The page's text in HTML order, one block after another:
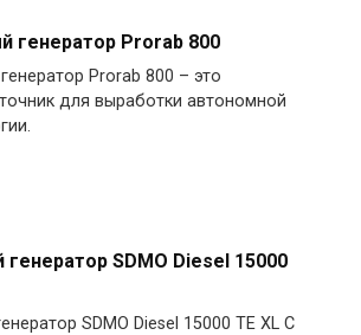
генератор Prorab 800
Prorab 800 – это
для выработки автономной
SDMO Diesel 15000
SDMO Diesel 15000 TE XL C